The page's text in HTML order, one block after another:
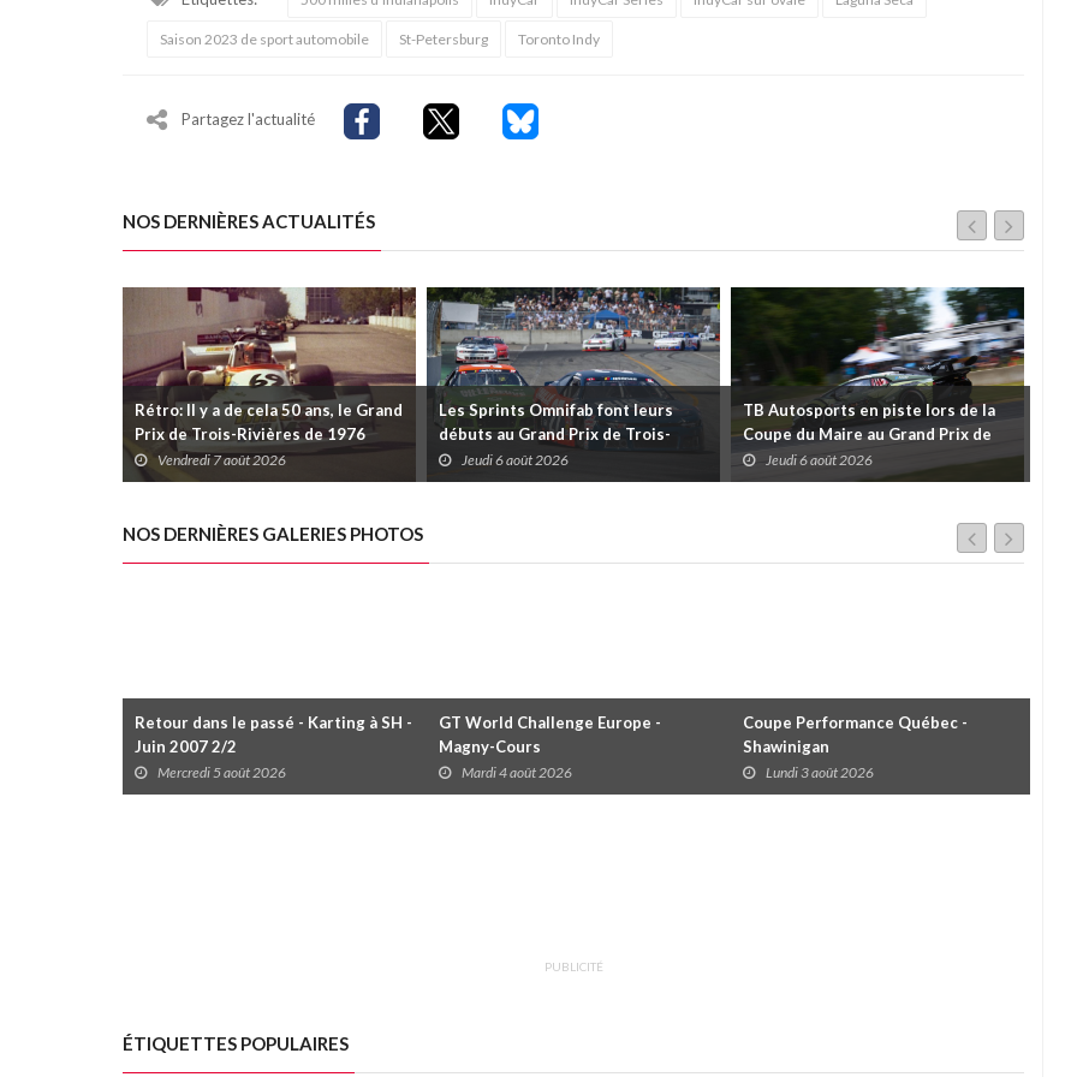
Saison 2023 de sport automobile St-Petersburg Toronto Indy
Partagez l'actualité
NOS DERNIÈRES ACTUALITÉS
Rétro: Il y a de cela 50 ans, le Grand
Prix de Trois-Rivières de 1976
Vendredi 7 août 2026
Les Sprints Omnifab font leurs
débuts au Grand Prix de Trois-
Rivières avec un format inspiré de
Daytona
Jeudi 6 août 2026
TB Autosports en piste lors de la
Coupe du Maire au Grand Prix de
Trois-Rivières
Jeudi 6 août 2026
NOS DERNIÈRES GALERIES PHOTOS
Retour dans le passé - Karting à SH -
Juin 2007 2/2
Mercredi 5 août 2026
GT World Challenge Europe -
Magny-Cours
Mardi 4 août 2026
Coupe Performance Québec -
Shawinigan
Lundi 3 août 2026
PUBLICITÉ
ÉTIQUETTES POPULAIRES